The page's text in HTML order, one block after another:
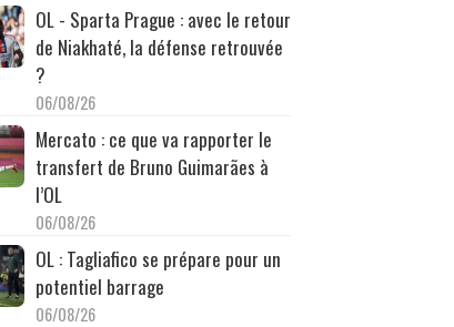
OL - Sparta Prague : avec le retour
de Niakhaté, la défense retrouvée
?
06/08/26
Mercato : ce que va rapporter le
transfert de Bruno Guimarães à
l’OL
06/08/26
OL : Tagliafico se prépare pour un
potentiel barrage
06/08/26